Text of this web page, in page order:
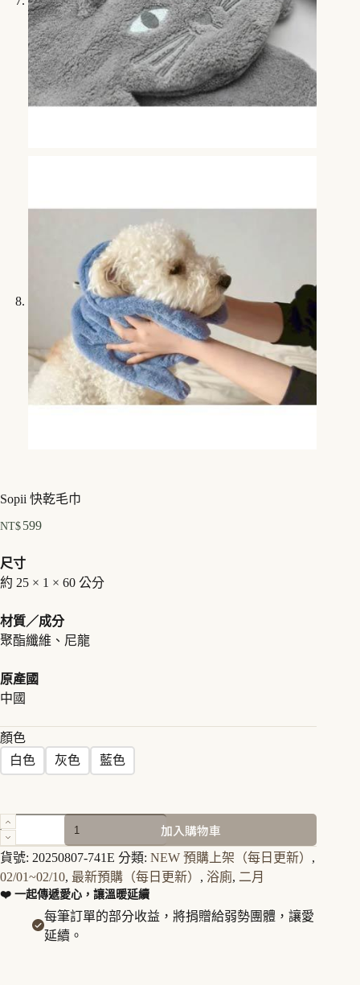
Sopii 快乾毛巾
NT$ 599
尺寸
約 25 × 1 × 60 公分
材質／成分
聚酯纖維、尼龍
原產國
中國
顏色
白色
灰色 藍色
Sopii
快
乾
毛
加入購物車
貨號: 20250807-741E 分類: NEW 預購上架（每日更新） ,
02/01~02/10, 最新預購（每日更新） , 浴廁, 二月
❤️ 一起傳遞愛心，讓溫暖延續
每筆訂單的部分收益，將捐贈給弱勢團體，讓愛
延續。